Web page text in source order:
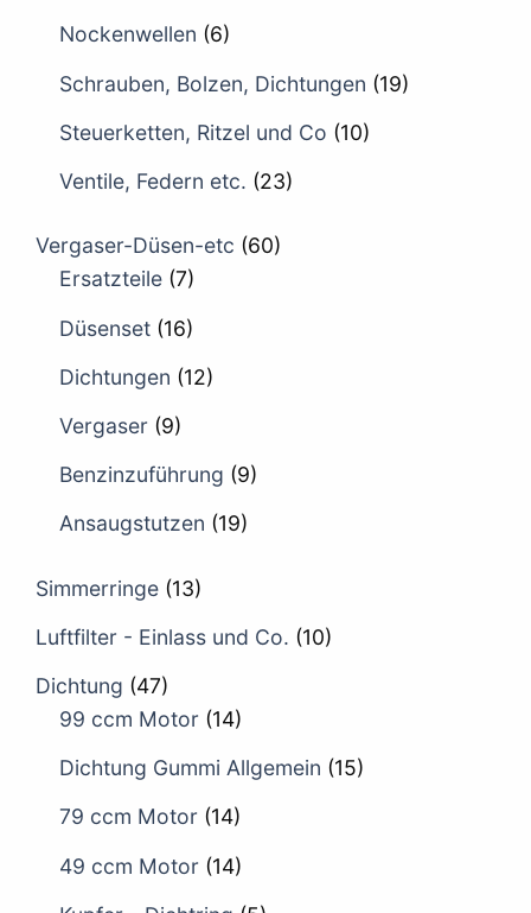
Nockenwellen (6)
Schrauben, Bolzen, Dichtungen (19)
Steuerketten, Ritzel und Co (10)
Ventile, Federn etc. (23)
Vergaser-Düsen-etc (60)
Ersatzteile (7)
Düsenset (16)
Dichtungen (12)
Vergaser (9)
Benzinzuführung (9)
Ansaugstutzen (19)
Simmerringe (13)
Luftfilter - Einlass und Co. (10)
Dichtung (47)
99 ccm Motor (14)
Dichtung Gummi Allgemein (15)
79 ccm Motor (14)
49 ccm Motor (14)